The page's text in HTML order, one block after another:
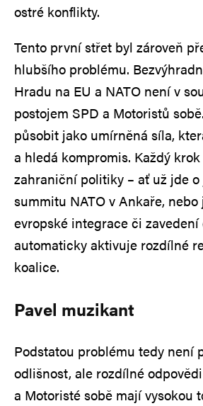
ostré konflikty.
Tento první střet byl zároveň
hlubšího problému.
Hradu na EU a NATO není v
postojem SPD a Motoristů
působit jako umírněná síla,
a hledá kompromis. Každý
zahraniční politiky – ať už jde
summitu NATO v Ankaře,
evropské integrace či zavedení
automaticky aktivuje rozdílné
koalice.
Pavel muzikant
Podstatou problému tedy není
odlišnost, ale rozdílné
a Motoristé sobě mají vysokou